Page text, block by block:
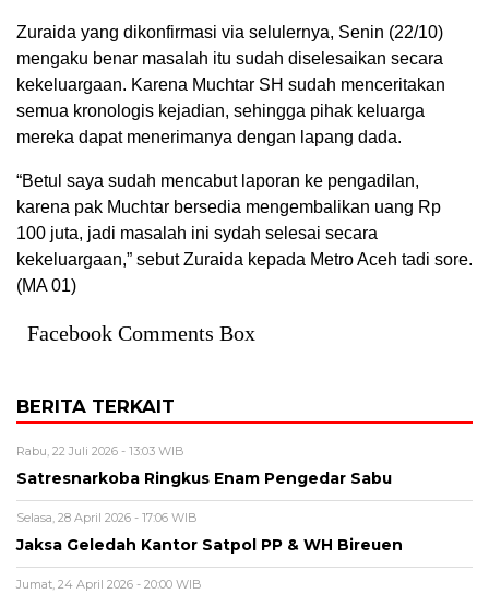
Zuraida yang dikonfirmasi via selulernya, Senin (22/10)
mengaku benar masalah itu sudah diselesaikan secara
kekeluargaan. Karena Muchtar SH sudah menceritakan
semua kronologis kejadian, sehingga pihak keluarga
mereka dapat menerimanya dengan lapang dada.
“Betul saya sudah mencabut laporan ke pengadilan,
karena pak Muchtar bersedia mengembalikan uang Rp
100 juta, jadi masalah ini sydah selesai secara
kekeluargaan,” sebut Zuraida kepada Metro Aceh tadi sore.
(MA 01)
Facebook Comments Box
BERITA TERKAIT
Rabu, 22 Juli 2026 - 13:03 WIB
Satresnarkoba Ringkus Enam Pengedar Sabu
Selasa, 28 April 2026 - 17:06 WIB
Jaksa Geledah Kantor Satpol PP & WH Bireuen
Jumat, 24 April 2026 - 20:00 WIB